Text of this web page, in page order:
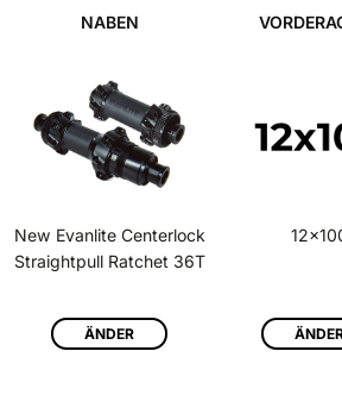
NABEN
New Evanlite Centerlock
Straightpull Ratchet 36T
ÄNDER